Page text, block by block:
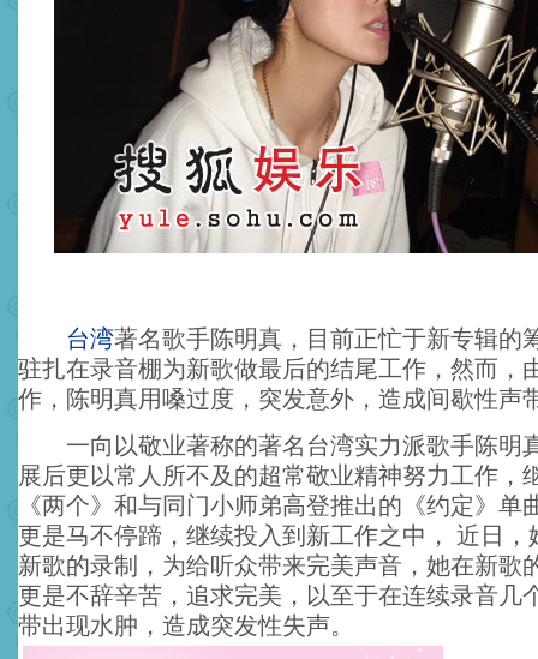
台湾著名歌手陈明真，目前正忙于新专辑的
驻扎在录音棚为新歌做最后的结尾工作，然而，
作，陈明真用嗓过度，突发意外，造成间歇性声
一向以敬业著称的著名台湾实力派歌手陈明
展后更以常人所不及的超常敬业精神努力工作，
《两个》和与同门小师弟高登推出的《约定》单
更是马不停蹄，继续投入到新工作之中， 近日，
新歌的录制，为给听众带来完美声音，她在新歌
更是不辞辛苦，追求完美，以至于在连续录音几
带出现水肿，造成突发性失声。